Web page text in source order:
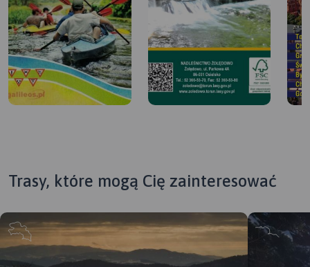
Trasy, które mogą Cię zainteresować